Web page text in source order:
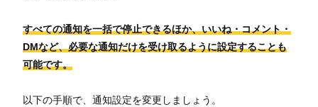
すべての通知を一括で停止できるほか、いいね・コメント・
DMなど、必要な通知だけを受け取るように設定することも
可能です。
以下の手順で、通知設定を変更しましょう。